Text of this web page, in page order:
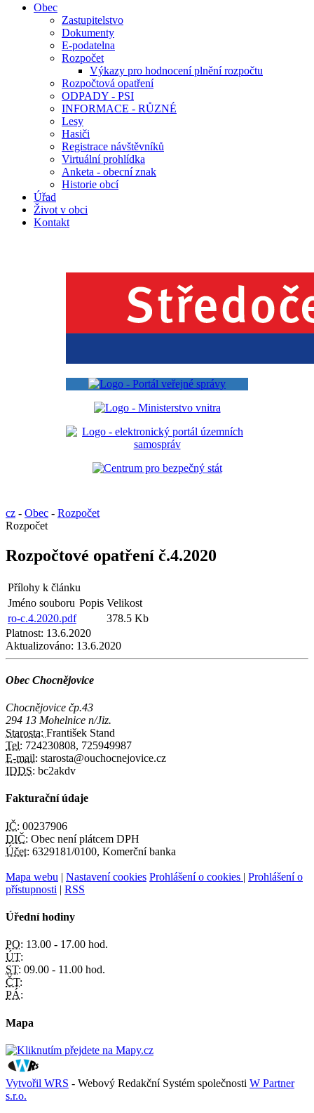
Obec
Zastupitelstvo
Dokumenty
E-podatelna
Rozpočet
Výkazy pro hodnocení plnění rozpočtu
Rozpočtová opatření
ODPADY - PSI
INFORMACE - RŮZNÉ
Lesy
Hasiči
Registrace návštěvníků
Virtuální prohlídka
Anketa - obecní znak
Historie obcí
Úřad
Život v obci
Kontakt
cz - Obec - Rozpočet
Rozpočet
Rozpočtové opatření č.4.2020
Přílohy k článku
Jméno souboru Popis Velikost
ro-c.4.2020.pdf
378.5 Kb
Platnost: 13.6.2020
Aktualizováno: 13.6.2020
Obec Chocnějovice
Chocnějovice čp.43
294 13 Mohelnice n/Jiz.
Starosta: František Stand
Tel: 724230808, 725949987
E-mail: starosta@ouchocnejovice.cz
IDDS: bc2akdv
Fakturační údaje
IČ: 00237906
DIČ: Obec není plátcem DPH
Účet: 6329181/0100, Komerční banka
Mapa webu | Nastavení cookies Prohlášení o cookies | Prohlášení o
přístupnosti | RSS
Úřední hodiny
PO: 13.00 - 17.00 hod.
ÚT:
ST: 09.00 - 11.00 hod.
ČT:
PÁ:
Mapa
Vytvořil WRS - Webový Redakční Systém společnosti W Partner
s.r.o.